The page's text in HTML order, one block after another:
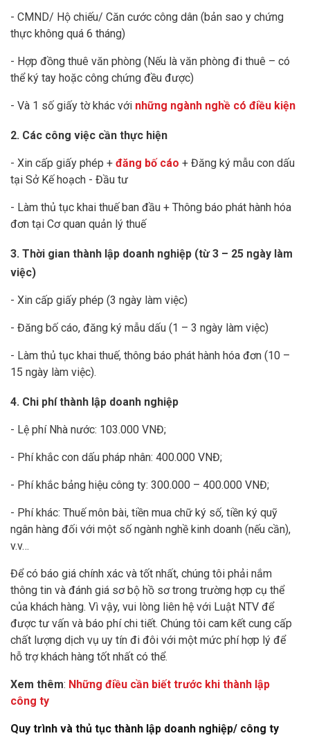
- CMND/ Hộ chiếu/ Căn cước công dân (bản sao y chứng
thực không quá 6 tháng)
- Hợp đồng thuê văn phòng (Nếu là văn phòng đi thuê – có
thể ký tay hoặc công chứng đều được)
- Và 1 số giấy tờ khác với những ngành nghề có điều kiện
2. Các công việc cần thực hiện
- Xin cấp giấy phép + đăng bố cáo + Đăng ký mẫu con dấu
tại Sở Kế hoạch - Đầu tư
- Làm thủ tục khai thuế ban đầu + Thông báo phát hành hóa
đơn tại Cơ quan quản lý thuế
3. Thời gian thành lập doanh nghiệp (từ 3 – 25 ngày làm
việc)
- Xin cấp giấy phép (3 ngày làm việc)
- Đăng bố cáo, đăng ký mẫu dấu (1 – 3 ngày làm việc)
- Làm thủ tục khai thuế, thông báo phát hành hóa đơn (10 –
15 ngày làm việc).
4. Chi phí thành lập doanh nghiệp
- Lệ phí Nhà nước: 103.000 VNĐ;
- Phí khắc con dấu pháp nhân: 400.000 VNĐ;
- Phí khắc bảng hiệu công ty: 300.000 – 400.000 VNĐ;
- Phí khác: Thuế môn bài, tiền mua chữ ký số, tiền ký quỹ
ngân hàng đối với một số ngành nghề kinh doanh (nếu cần),
v.v…
Để có báo giá chính xác và tốt nhất, chúng tôi phải nắm
thông tin và đánh giá sơ bộ hồ sơ trong trường hợp cụ thể
của khách hàng. Vì vậy, vui lòng liên hệ với Luật NTV để
được tư vấn và báo phí chi tiết. Chúng tôi cam kết cung cấp
chất lượng dịch vụ uy tín đi đôi với một mức phí hợp lý để
hỗ trợ khách hàng tốt nhất có thể.
Xem thêm: Những điều cần biết trước khi thành lập
công ty
Quy trình và thủ tục thành lập doanh nghiệp/ công ty